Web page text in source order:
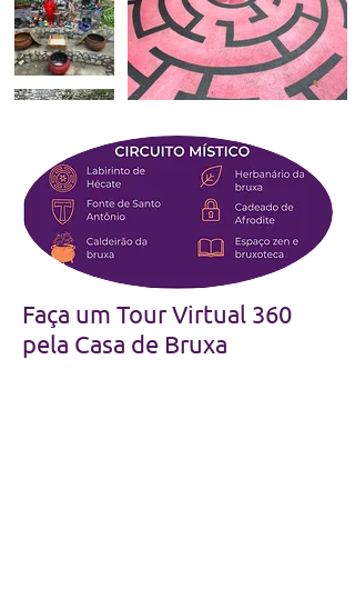
Faça um Tour Virtual 360
pela Casa de Bruxa